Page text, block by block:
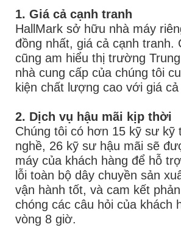
1. Giá cả cạnh tranh
HallMark sở hữu nhà máy
đồng nhất, giá cả cạnh tranh.
cũng am hiểu thị trường
nhà cung cấp của chúng tôi
kiện chất lượng cao với giá cả
2. Dịch vụ hậu mãi kịp thời
Chúng tôi có hơn 15 kỹ sư kỹ
nghề, 26 kỹ sư hậu mãi sẽ
máy của khách hàng để hỗ
lỗi toàn bộ dây chuyền sản
vận hành tốt, và cam kết
chóng các câu hỏi của khách
vòng 8 giờ.